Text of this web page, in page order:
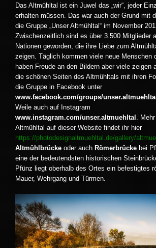
Das Altmühltal ist ein Juwel das „wir“, jeder
erhalten müssen. Das war auch der Grund mit
die Gruppe „Unser Altmühltal“ im November
Zwischenzeitlich sind es über 3.500 Mitglieder
Nationen geworden, die ihre Liebe zum
zeigen. Täglich kommen viele neue Menschen
haben Freude an den Bildern aber viele zeigen
die schönen Seiten des Altmühltals mit ihren
die Gruppe in Facebook unter
www.facebook.com/groups/unser.altmuehltal
Weile auch auf Instagram
www.instagram.com/unser.altmuehltal
.
Altmühltal auf dieser Website findet ihr hier
https://photodesignaltmuehltal.de/gallery/
Altmühlbrücke oder auch Römerbrücke bei
eine der bedeutendsten historischen
Pfünz liegt oberhalb des Ortes ein befestigtes
Mauer, Wehrgang und Türmen.